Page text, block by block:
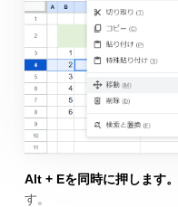
Alt + Eを同時に押します。
す。